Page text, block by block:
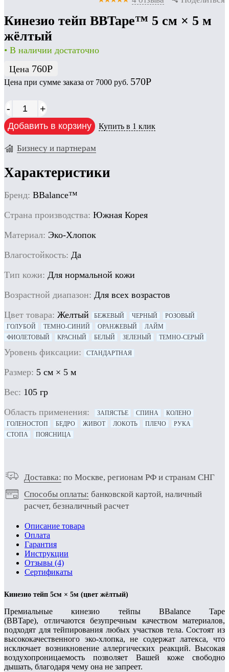
Кинезио тейп BBTape™ 5 см × 5 м
жёлтый
• В наличии достаточно
Цена 760Р
Цена при сумме заказа от 7000 руб. 570Р
- +
Добавить в корзину Купить в 1 клик
Бизнесу и партнерам
Характеристики
Бренд: BBalance™
Cтрана производства: Южная Корея
Материал: Эко-Хлопок
Влагостойкость: Да
Тип кожи: Для нормальной кожи
Возрастной диапазон: Для всех возрастов
Цвет товара: Желтый БЕЖЕВЫЙ ЧЕРНЫЙ
РОЗОВЫЙ
ГОЛУБОЙ
ТЕМНО-СИНИЙ ОРАНЖЕВЫЙ
ЛАЙМ
ФИОЛЕТОВЫЙ
КРАСНЫЙ БЕЛЫЙ ЗЕЛЕНЫЙ ТЕМНО-СЕРЫЙ
Уровень фиксации: СТАНДАРТНАЯ
Размер: 5 см × 5 м
Вес: 105 гр
Область применения:
ЗАПЯСТЬЕ СПИНА
КОЛЕНО
ГОЛЕНОСТОП
БЕДРО ЖИВОТ ЛОКОТЬ ПЛЕЧО
РУКА
СТОПА
ПОЯСНИЦА
Доставка: по Москве, регионам РФ и странам СНГ
Способы оплаты: банковской картой, наличный
расчет, безналичный расчет
Описание товара
Оплата
Гарантия
Инструкции
Отзывы (4)
Сертификаты
Кинезио тейп 5см × 5м (цвет жёлтый)
Премиальные кинезио тейпы BBalance Tape
(BBTape), отличаются безупречным качеством материалов,
подходят для тейпирования любых участков тела. Состоят из
высококачественного эко-хлопка, не содержат латекса, что
исключает возникновение аллергических реакций. Высокая
воздухопроницаемость позволяет Вашей коже свободно
дышать, благодаря чему она не запреет.